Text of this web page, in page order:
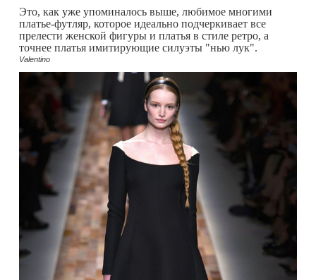
Это, как уже упоминалось выше, любимое многими
платье-футляр, которое идеально подчеркивает все
прелести женской фигуры и платья в стиле ретро, а
точнее платья имитирующие силуэты "нью лук".
Valentino